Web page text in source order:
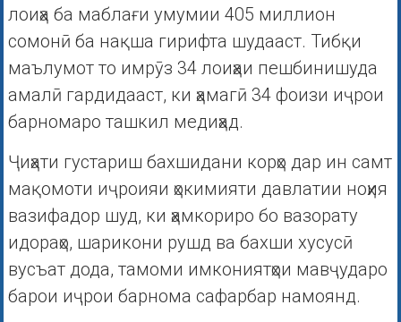
лоиҳа ба маблағи умумии 405 миллион
сомонӣ ба нақша гирифта шудааст. Тибқи
маълумот то имрӯз 34 лоиҳаи пешбинишуда
амалӣ гардидааст, ки ҳамагӣ 34 фоизи иҷрои
барномаро ташкил медиҳад.
Ҷиҳати густариш бахшидани корҳо дар ин самт
мақомоти иҷроияи ҳокимияти давлатии ноҳия
вазифадор шуд, ки ҳамкориро бо вазорату
идораҳо, шарикони рушд ва бахши хусусӣ
вусъат дода, тамоми имкониятҳои мавҷударо
барои иҷрои барнома сафарбар намоянд.